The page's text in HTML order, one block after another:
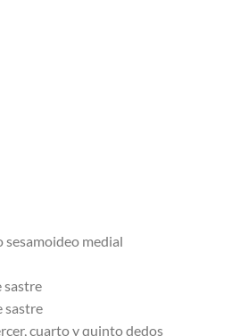
medial
sastre
sastre
cuarto y quinto dedos